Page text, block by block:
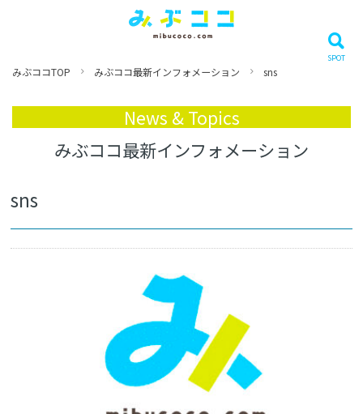
みぶココTOP みぶココ最新インフォメーション sns
News & Topics
みぶココ最新インフォメーション
sns